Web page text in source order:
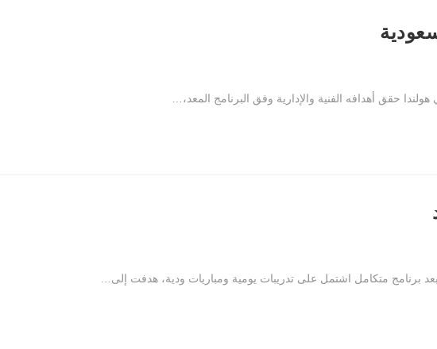
حقق أهدافه الفنية والإدارية وفق البرنامج المعد،…